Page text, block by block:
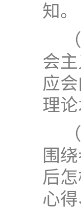
知。
会
应
理
围
后
心